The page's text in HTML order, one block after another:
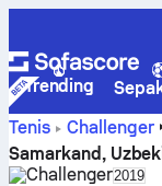
Trending
Tenis
Challenger
Uzbekistan Men
Samarkand,
Challenger2019